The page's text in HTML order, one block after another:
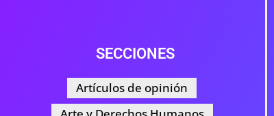
SECCIONES
Artículos de opinión